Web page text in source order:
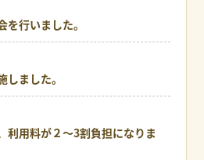
行いました。
ました。
利用料が２～3割負担になりま